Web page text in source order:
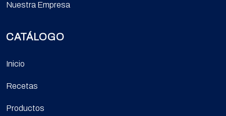
Nuestra Empresa
CATÁLOGO
Inicio
Recetas
Productos